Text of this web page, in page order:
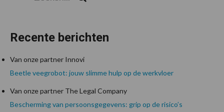
Recente berichten
Van onze partner Innovi
Beetle veegrobot: jouw slimme hulp op de werkvloer
Van onze partner The Legal Company
Bescherming van persoonsgegevens: grip op de risico’s